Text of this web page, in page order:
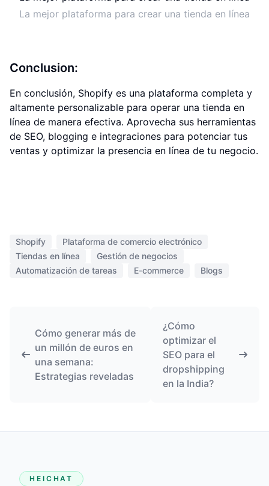
La mejor plataforma para crear una tienda en línea
Conclusion:
En conclusión, Shopify es una plataforma completa y
altamente personalizable para operar una tienda en
línea de manera efectiva. Aprovecha sus herramientas
de SEO, blogging e integraciones para potenciar tus
ventas y optimizar la presencia en línea de tu negocio.
Shopify
Plataforma de comercio electrónico
Tiendas en línea
Gestión de negocios
Automatización de tareas
E-commerce Blogs
Cómo generar más de
un millón de euros en
una semana:
Estrategias reveladas
¿Cómo
optimizar el
SEO para el
dropshipping
en la India?
HEICHAT